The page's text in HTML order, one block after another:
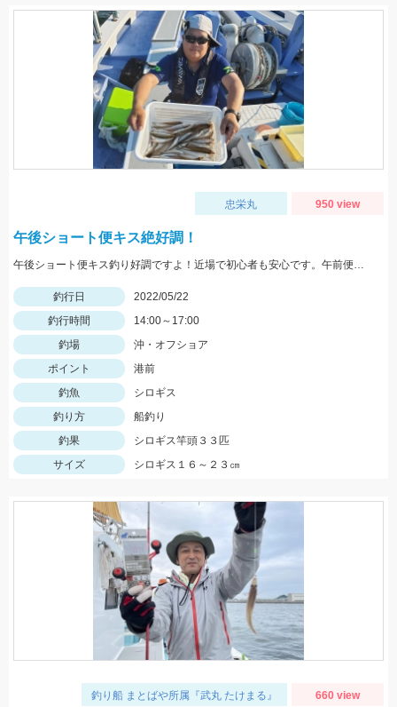
忠栄丸 950 view
午後ショート便キス絶好調！
午後ショート便キス釣り好調ですよ！近場で初心者も安心です。午前便ではイサキ釣りへ出船中！
釣行日
2022/05/22
釣行時間
14:00～17:00
釣場
沖・オフショア
ポイント
港前
釣魚
シロギス
釣り方
船釣り
釣果
シロギス竿頭３３匹
サイズ
シロギス１６～２３㎝
釣り船 まとばや所属『武丸 たけまる』 660 view